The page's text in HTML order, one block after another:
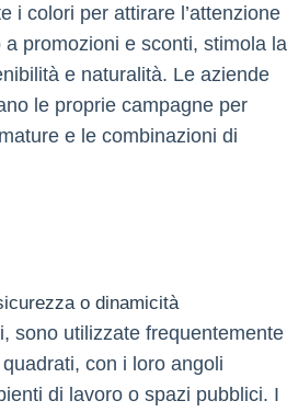
i colori per attirare l’attenzione
promozioni e sconti, stimola la
e naturalità. Le aziende
le proprie campagne per
e le combinazioni di
o dinamicità
sono utilizzate frequentemente
con i loro angoli
di lavoro o spazi pubblici. I